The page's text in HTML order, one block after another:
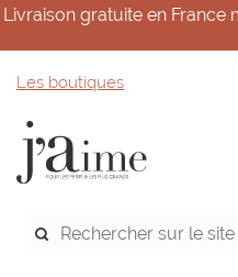
Livraison gratuite en
Les boutiques